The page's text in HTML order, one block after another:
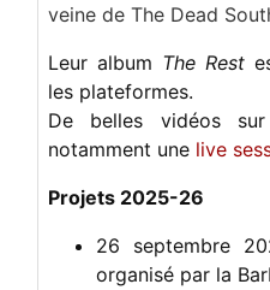
veine de The Dead
Leur album The Rest
les plateformes.
De belles vidéos
notamment une live
Projets 2025-26
26 septembre
organisé par la